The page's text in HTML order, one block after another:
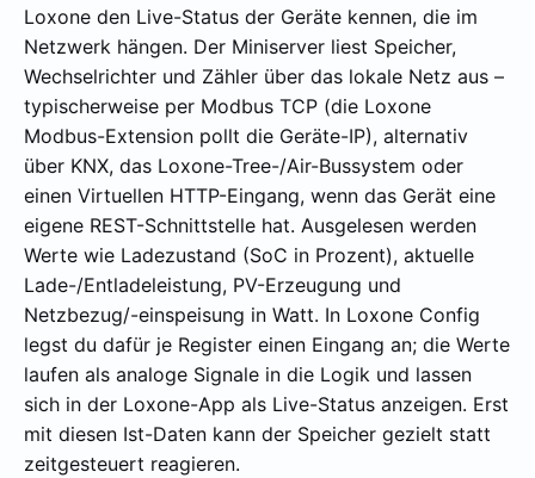
Loxone den Live-Status der Geräte kennen, die im
Netzwerk hängen. Der Miniserver liest Speicher,
Wechselrichter und Zähler über das lokale Netz aus –
typischerweise per Modbus TCP (die Loxone
Modbus-Extension pollt die Geräte-IP), alternativ
über KNX, das Loxone-Tree-/Air-Bussystem oder
einen Virtuellen HTTP-Eingang, wenn das Gerät eine
eigene REST-Schnittstelle hat. Ausgelesen werden
Werte wie Ladezustand (SoC in Prozent), aktuelle
Lade-/Entladeleistung, PV-Erzeugung und
Netzbezug/-einspeisung in Watt. In Loxone Config
legst du dafür je Register einen Eingang an; die Werte
laufen als analoge Signale in die Logik und lassen
sich in der Loxone-App als Live-Status anzeigen. Erst
mit diesen Ist-Daten kann der Speicher gezielt statt
zeitgesteuert reagieren.